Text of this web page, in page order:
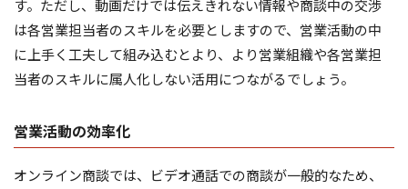
す。ただし、動画だけでは伝えきれない情報や商談中の交渉
は各営業担当者のスキルを必要としますので、営業活動の中
に上手く工夫して組み込むとより、より営業組織や各営業担
当者のスキルに属人化しない活用につながるでしょう。
営業活動の効率化
オンライン商談では、ビデオ通話での商談が一般的なため、